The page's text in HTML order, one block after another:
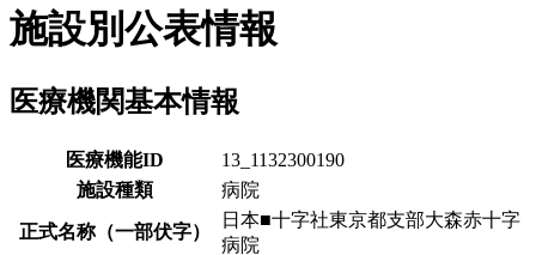
施設別公表情報
医療機関基本情報
医療機能ID
13_1132300190
施設種類
病院
正式名称（一部伏字）
日本■十字社東京都支部大森赤十字
病院